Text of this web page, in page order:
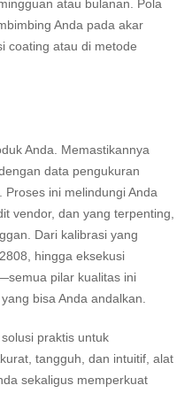
atau bulanan. Pola
Anda pada akar
coating atau di metode
Anda. Memastikannya
data pengukuran
ini melindungi Anda
vendor, dan yang terpenting,
Dari kalibrasi yang
hingga eksekusi
pilar kualitas ini
bisa Anda andalkan.
praktis untuk
tangguh, dan intuitif, alat
sekaligus memperkuat